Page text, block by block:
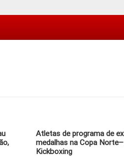
Atletas de programa de
medalhas na Copa
Kickboxing